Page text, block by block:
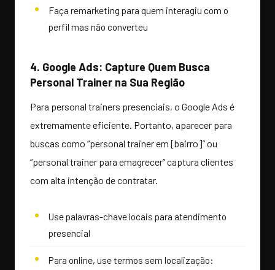
Faça remarketing para quem interagiu com o
perfil mas não converteu
4. Google Ads: Capture Quem Busca
Personal Trainer na Sua Região
Para personal trainers presenciais, o Google Ads é
extremamente eficiente. Portanto, aparecer para
buscas como “personal trainer em [bairro]” ou
“personal trainer para emagrecer” captura clientes
com alta intenção de contratar.
Use palavras-chave locais para atendimento
presencial
Para online, use termos sem localização: